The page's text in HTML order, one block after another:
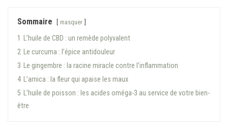
Sommaire masquer
1
L’huile de CBD : un remède polyvalent
2 Le curcuma : l’épice antidouleur
3 Le gingembre : la racine miracle contre l’inflammation
4 L’arnica : la fleur qui apaise les maux
5 L’huile de poisson : les acides oméga-3 au service de votre bien-
être